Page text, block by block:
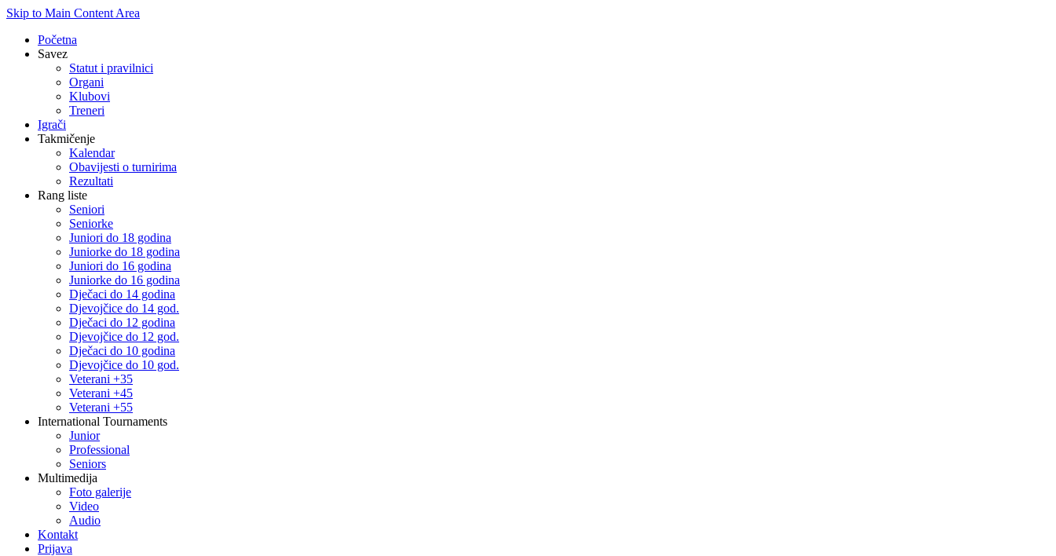
Skip to Main Content Area
Početna
Savez
Statut i pravilnici
Organi
Klubovi
Treneri
Igrači
Takmičenje
Kalendar
Obavijesti o turnirima
Rezultati
Rang liste
Seniori
Seniorke
Juniori do 18 godina
Juniorke do 18 godina
Juniori do 16 godina
Juniorke do 16 godina
Dječaci do 14 godina
Djevojčice do 14 god.
Dječaci do 12 godina
Djevojčice do 12 god.
Dječaci do 10 godina
Djevojčice do 10 god.
Veterani +35
Veterani +45
Veterani +55
International Tournaments
Junior
Professional
Seniors
Multimedija
Foto galerije
Video
Audio
Kontakt
Prijava